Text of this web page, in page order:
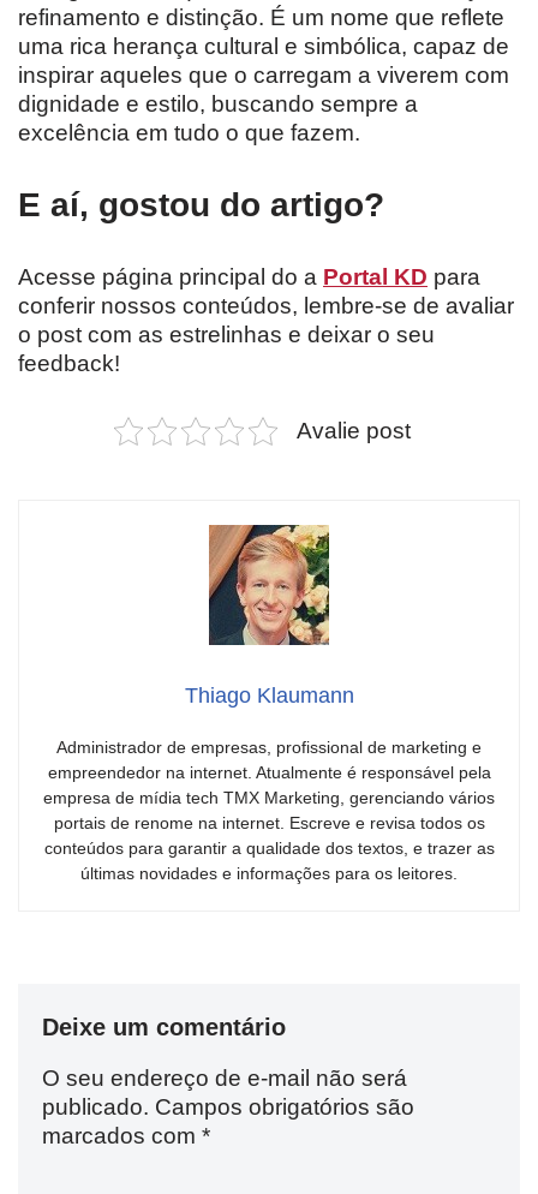
refinamento e distinção. É um nome que reflete
uma rica herança cultural e simbólica, capaz de
inspirar aqueles que o carregam a viverem com
dignidade e estilo, buscando sempre a
excelência em tudo o que fazem.
E aí, gostou do artigo?
Acesse página principal do a Portal KD para
conferir nossos conteúdos, lembre-se de avaliar
o post com as estrelinhas e deixar o seu
feedback!
Avalie post
Thiago Klaumann
Administrador de empresas, profissional de marketing e
empreendedor na internet. Atualmente é responsável pela
empresa de mídia tech TMX Marketing, gerenciando vários
portais de renome na internet. Escreve e revisa todos os
conteúdos para garantir a qualidade dos textos, e trazer as
últimas novidades e informações para os leitores.
Deixe um comentário
O seu endereço de e-mail não será
publicado. Campos obrigatórios são
marcados com *